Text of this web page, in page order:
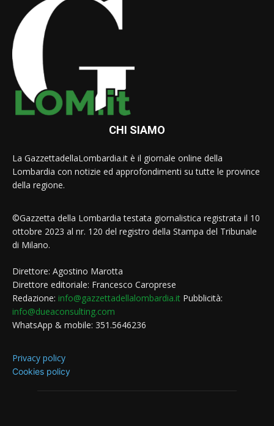
CHI SIAMO
La GazzettadellaLombardia.it è il giornale online della
Lombardia con notizie ed approfondimenti su tutte le province
della regione.
©Gazzetta della Lombardia testata giornalistica registrata il 10
ottobre 2023 al nr. 120 del registro della Stampa del Tribunale
di Milano.
Direttore: Agostino Marotta
Direttore editoriale: Francesco Caroprese
Redazione: info@gazzettadellalombardia.it Pubblicità:
info@dueaconsulting.com
WhatsApp & mobile: 351.5646236
Privacy policy
Cookies policy